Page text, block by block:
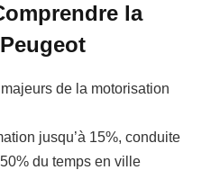
la
de la motorisation
jusqu’à 15%, conduite
du temps en ville